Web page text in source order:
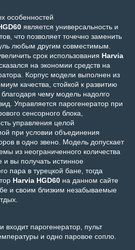
является универсальность и
что позволяет точечно заменить
любым другим совместимым.
срок использования Harvia
на экономии средств на
Корпус модели выполнен из
качества, стойкой к развитию
чему модель надолго
Управляется парогенератор при
сенсорного блока,
управления целой
при условии объединения
в одно звено. Модель допускает
из неограниченного количества
и вы получать истинное
пара в турецкой бане, тогда
Harvia HGD60 на данном сайте
и своим близким незабываемые
входит парогенератор, пульт
и одно паровое сопло.